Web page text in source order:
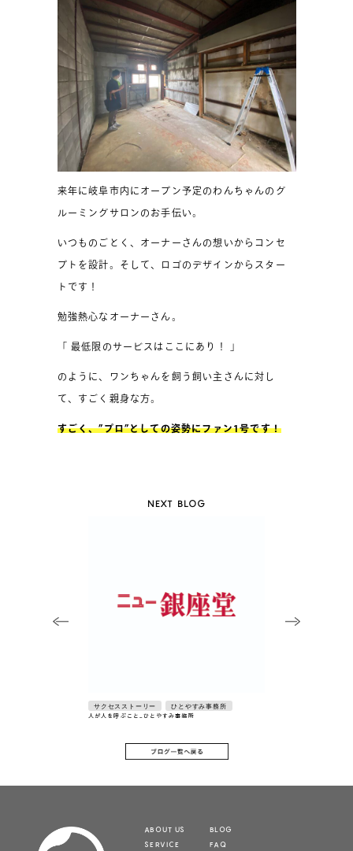
来年に岐阜市内にオープン予定のわんちゃんのグ
ルーミングサロンのお手伝い。
いつものごとく、オーナーさんの想いからコンセ
プトを設計。そして、ロゴのデザインからスター
トです！
勉強熱心なオーナーさん。
「 最低限のサービスはここにあり！ 」
のように、ワンちゃんを飼う飼い主さんに対し
て、すごく親身な方。
すごく、”プロ”としての姿勢にファン1号です！
NEXT BLOG
サクセスストーリー
ひとやすみ事務所
人が人を呼ぶこと_ひとやすみ事務所
ABOUT US
SERVICE
BLOG
FAQ